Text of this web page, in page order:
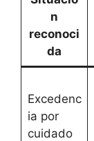
n
reconoci
da
Excedenc
ia por
cuidado